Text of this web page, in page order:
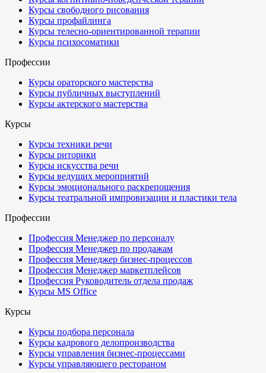
Курсы свободного рисования
Курсы профайлинга
Курсы телесно-ориентированной терапии
Курсы психосоматики
Профессии
Курсы ораторского мастерства
Курсы публичных выступлений
Курсы актерского мастерства
Курсы
Курсы техники речи
Курсы риторики
Курсы искусства речи
Курсы ведущих мероприятий
Курсы эмоционального раскрепощения
Курсы театральной импровизации и пластики тела
Профессии
Профессия Менеджер по персоналу
Профессия Менеджер по продажам
Профессия Менеджер бизнес-процессов
Профессия Менеджер маркетплейсов
Профессия Руководитель отдела продаж
Курсы MS Office
Курсы
Курсы подбора персонала
Курсы кадрового делопроизводства
Курсы управления бизнес-процессами
Курсы управляющего рестораном